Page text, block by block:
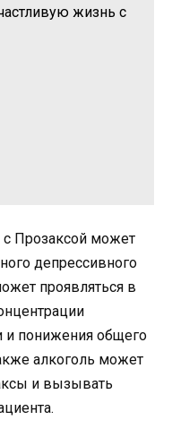
жизнь с
с Прозаксой может
депрессивного
проявляться в
и понижения общего
алкоголь может
и вызывать